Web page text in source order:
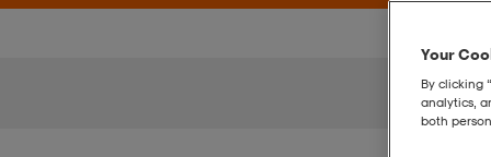
Your
By clicking
analytics,
both